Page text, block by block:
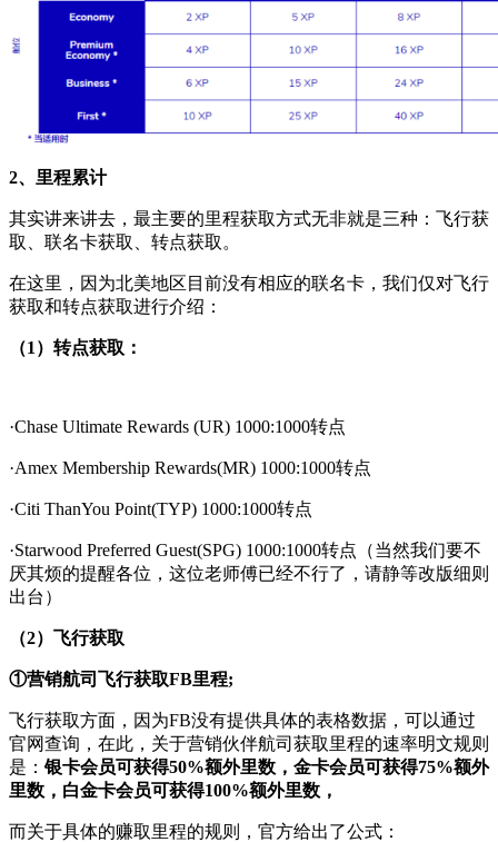
2、里程累计
其实讲来讲去，最主要的里程获取方式无非就是三种：飞行获
取、联名卡获取、转点获取。
在这里，因为北美地区目前没有相应的联名卡，我们仅对飞行
获取和转点获取进行介绍：
（1）转点获取：
·Chase Ultimate Rewards (UR) 1000:1000转点
·Amex Membership Rewards(MR) 1000:1000转点
·Citi ThanYou Point(TYP) 1000:1000转点
·Starwood Preferred Guest(SPG) 1000:1000转点（当然我们要不
厌其烦的提醒各位，这位老师傅已经不行了，请静等改版细则
出台）
（2）飞行获取
①营销航司飞行获取FB里程;
飞行获取方面，因为FB没有提供具体的表格数据，可以通过
官网查询，在此，关于营销伙伴航司获取里程的速率明文规则
是：银卡会员可获得50%额外里数，金卡会员可获得75%额外
里数，白金卡会员可获得100%额外里数，
而关于具体的赚取里程的规则，官方给出了公式：